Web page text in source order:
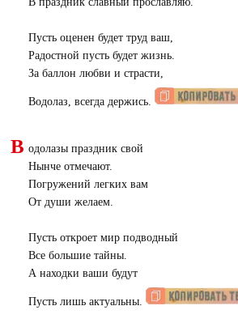
Пусть оценен будет труд ваш,
Радостной пусть будет жизнь.
За баллон любви и страсти,
Водолаз, всегда держись.
В одолазы праздник свой
Нынче отмечают.
Погружений легких вам
От души желаем.
Пусть откроет мир подводный
Все большие тайны.
А находки ваши будут
Пусть лишь актуальны.